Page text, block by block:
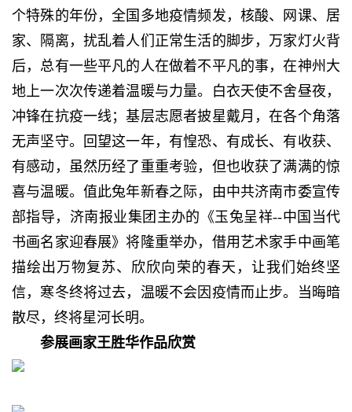
个特殊的年份，全国多地疫情频发，核酸、网课、居
家、隔离，扰乱着人们正常生活的脚步，万家灯火背
后，总有一些平凡的人在做着不平凡的事，在神州大
地上一次次传递着温暖与力量。白衣天使不舍昼夜，
冲锋在抗疫一线；基层志愿者披星戴月，在各个角落
无声坚守。回望这一年，有惶恐、有成长、有收获、
有感动，虽然历经了重重考验，但也收获了满满的惊
喜与温暖。值此兔年新春之际，由中共济南市委宣传
部指导，济南报业集团主办的《玉兔呈祥--中国当代
书画名家迎春展》将隆重举办，借用艺术家手中画笔
描绘出万物复苏、欣欣向荣的春天，让我们始终坚
信，寒冬终将过去，温暖不会因疫情而止步。当晦暗
散尽，终将星河长明。
参展画家王胜华作品欣赏